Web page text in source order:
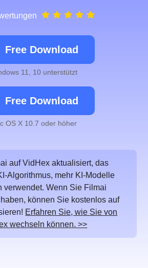
Free Download
11, 10 unterstützt
Free Download
OS X 10.7 oder höher
auf VidHex aktualisiert, das
Algorithmus, mehr KI-Modelle
verwendet. Wenn Sie Filmai
können Sie kostenlos auf
Erfahren Sie, wie Sie von
wechseln können. >>